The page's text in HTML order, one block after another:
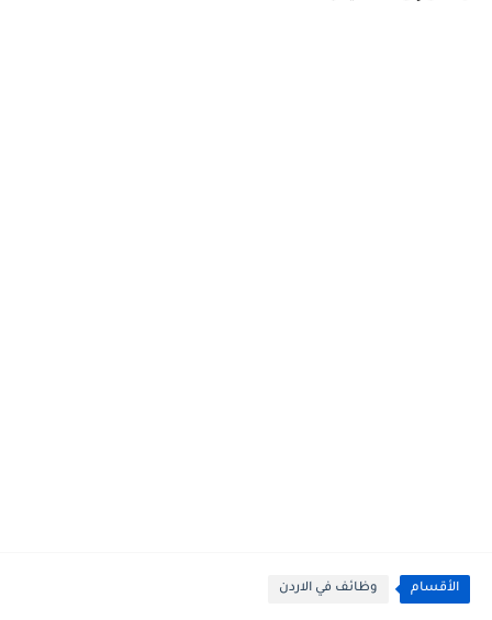
الأقسام وظائف في الاردن